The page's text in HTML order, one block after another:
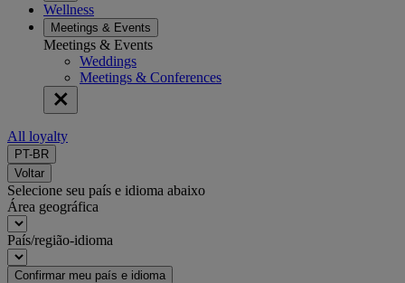
Wellness
Meetings & Events
Meetings & Events
Weddings
Meetings & Conferences
All loyalty
PT-BR
Voltar
Selecione seu país e idioma abaixo
Área geográfica
País/região-idioma
Confirmar meu país e idioma